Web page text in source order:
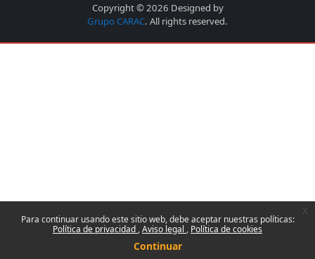
Para continuar usando este sitio web, debe aceptar nuestras políticas:
Política de privacidad Aviso legal Política de cookies
Continuar
Copyright © 2026 Designed by
Grupo CARAC. All rights reserved.